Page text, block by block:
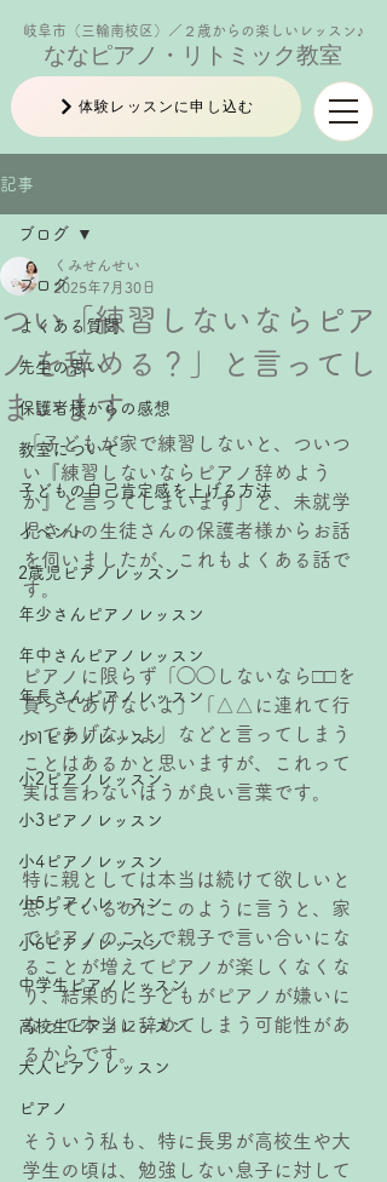
ななピアノ・リトミック教室
岐阜市（三輪南校区）／２歳からの楽しいレッスン♪
体験レッスンに申し込む
記事
ブログ
よくある質問
先生の思い
保護者様からの感想
教室について
子どもの自己肯定感を上げる方法
イベント
2歳児ピアノレッスン
年少さんピアノレッスン
年中さんピアノレッスン
年長さんピアノレッスン
小1ピアノレッスン
小2ピアノレッスン
小3ピアノレッスン
小4ピアノレッスン
小5ピアノレッスン
小6ピアノレッスン
中学生ピアノレッスン
高校生ピアノレッスン
大人ピアノレッスン
ピアノ
ブログ
つい「練習しないならピア
ノを辞める？」と言ってし
まいます
くみせんせい
2025年7月30日
「子どもが家で練習しないと、ついつ
い『練習しないならピアノ辞めよう
か』と言ってしまいます」と、未就学
児さんの生徒さんの保護者様からお話
を伺いましたが、これもよくある話で
す。
ピアノに限らず「◯◯しないなら□□を
買ってあげないよ」「△△に連れて行
ってあげないよ」などと言ってしまう
ことはあるかと思いますが、これって
実は言わないほうが良い言葉です。
特に親としては本当は続けて欲しいと
思っているのにこのように言うと、家
でピアノのことで親子で言い合いにな
ることが増えてピアノが楽しくなくな
り、結果的に子どもがピアノが嫌いに
なって本当に辞めてしまう可能性があ
るからです。
そういう私も、特に長男が高校生や大
学生の頃は、勉強しない息子に対して